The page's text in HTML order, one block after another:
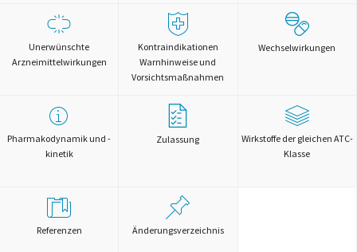
Unerwünschte
Arzneimittelwirkungen
Kontraindikationen
Warnhinweise und
Vorsichtsmaßnahmen
Wechselwirkungen
Pharmakodynamik und -
kinetik
Zulassung
Wirkstoffe der gleichen ATC-
Klasse
Referenzen Änderungsverzeichnis